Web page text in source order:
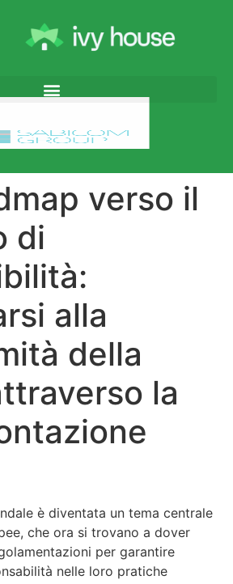
verso il
di
alla
della
la
è diventata un tema centrale
che ora si trovano a dover
per garantire
nelle loro pratiche